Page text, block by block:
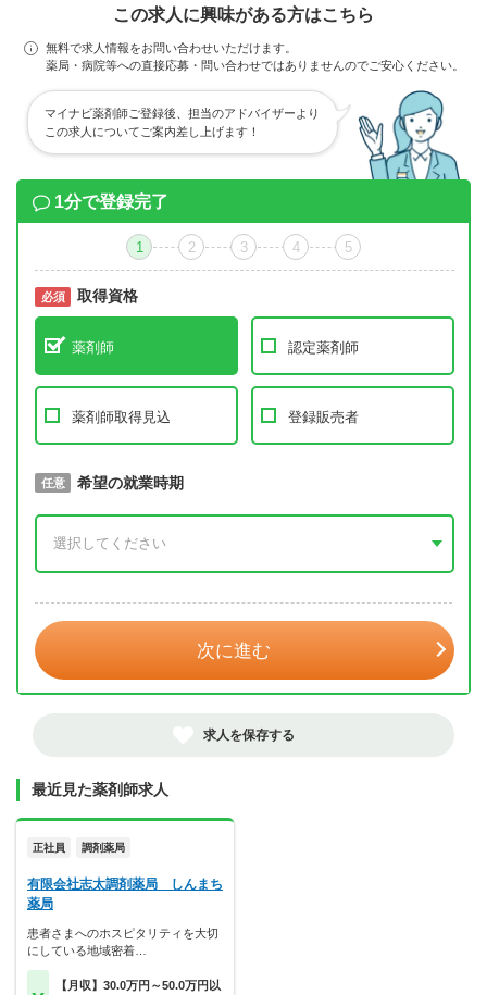
この求人に興味がある方はこちら
無料で求人情報をお問い合わせいただけます。
薬局・病院等への直接応募・問い合わせではありませんのでご安心ください。
マイナビ薬剤師ご登録後、担当のアドバイザーより
この求人についてご案内差し上げます！
1分で登録完了
1 2 3 4 5
必須 取得資格
薬剤師 認定薬剤師
薬剤師取得見込 登録販売者
必須 取得予定年
任意 希望の就業時期
次に進む
求人を保存する
最近見た薬剤師求人
正社員 調剤薬局
有限会社志太調剤薬局 しんまち
薬局
患者さまへのホスピタリティを大切
にしている地域密着…
【月収】30.0万円～50.0万円以